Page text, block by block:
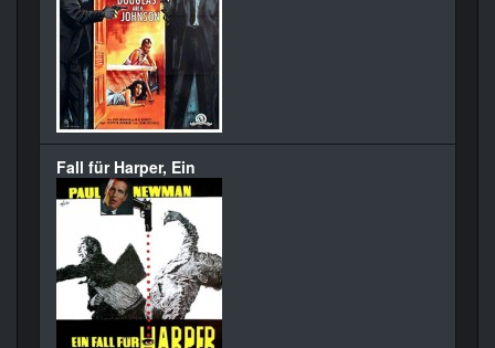
Fall für Harper, Ein